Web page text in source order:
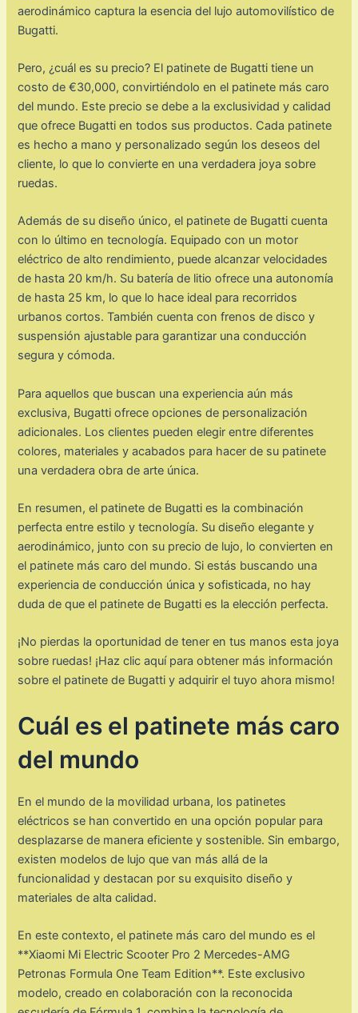
aerodinámico captura la esencia del lujo automovilístico de
Bugatti.
Pero, ¿cuál es su precio? El patinete de Bugatti tiene un
costo de €30,000, convirtiéndolo en el patinete más caro
del mundo. Este precio se debe a la exclusividad y calidad
que ofrece Bugatti en todos sus productos. Cada patinete
es hecho a mano y personalizado según los deseos del
cliente, lo que lo convierte en una verdadera joya sobre
ruedas.
Además de su diseño único, el patinete de Bugatti cuenta
con lo último en tecnología. Equipado con un motor
eléctrico de alto rendimiento, puede alcanzar velocidades
de hasta 20 km/h. Su batería de litio ofrece una autonomía
de hasta 25 km, lo que lo hace ideal para recorridos
urbanos cortos. También cuenta con frenos de disco y
suspensión ajustable para garantizar una conducción
segura y cómoda.
Para aquellos que buscan una experiencia aún más
exclusiva, Bugatti ofrece opciones de personalización
adicionales. Los clientes pueden elegir entre diferentes
colores, materiales y acabados para hacer de su patinete
una verdadera obra de arte única.
En resumen, el patinete de Bugatti es la combinación
perfecta entre estilo y tecnología. Su diseño elegante y
aerodinámico, junto con su precio de lujo, lo convierten en
el patinete más caro del mundo. Si estás buscando una
experiencia de conducción única y sofisticada, no hay
duda de que el patinete de Bugatti es la elección perfecta.
¡No pierdas la oportunidad de tener en tus manos esta joya
sobre ruedas! ¡Haz clic aquí para obtener más información
sobre el patinete de Bugatti y adquirir el tuyo ahora mismo!
Cuál es el patinete más caro
del mundo
En el mundo de la movilidad urbana, los patinetes
eléctricos se han convertido en una opción popular para
desplazarse de manera eficiente y sostenible. Sin embargo,
existen modelos de lujo que van más allá de la
funcionalidad y destacan por su exquisito diseño y
materiales de alta calidad.
En este contexto, el patinete más caro del mundo es el
**Xiaomi Mi Electric Scooter Pro 2 Mercedes-AMG
Petronas Formula One Team Edition**. Este exclusivo
modelo, creado en colaboración con la reconocida